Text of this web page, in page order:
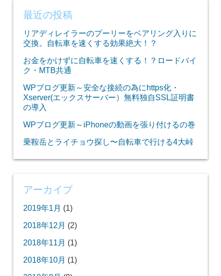
最近の投稿
リアディレイラーのプーリーをベアリング入りに
交換。自転車を速くする効果絶大！？
お金をかけずに自転車を速くする！？ロードバイ
ク・MTB共通
WPブログ更新～安全な接続の為にhttps化・
Xserver(エックスサーバー）無料独自SSL証明書
の導入
WPブログ更新～iPhoneの動画を張り付けるの巻
乗鞍岳とライチョウ探し〜自転車で行ける4大峠
アーカイブ
2019年1月 (1)
2018年12月 (2)
2018年11月 (1)
2018年10月 (1)